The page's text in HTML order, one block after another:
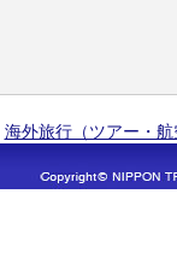
海外旅行（ツアー・航